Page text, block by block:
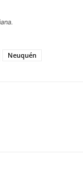
Neuquén